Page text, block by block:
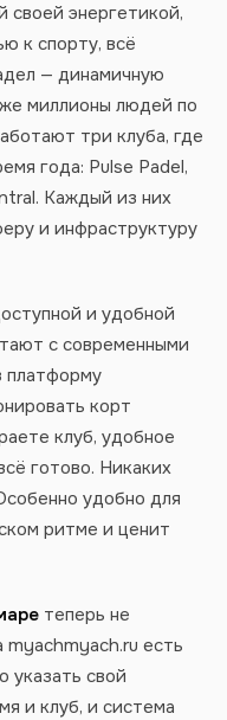
своей энергетикой,
к спорту, всё
— динамичную
миллионы людей по
три клуба, где
года: Pulse Padel,
Каждый из них
и инфраструктуру
и удобной
с современными
платформу
корт
клуб, удобное
готово. Никаких
удобно для
ритме и ценит
теперь не
есть
указать свой
и клуб, и система